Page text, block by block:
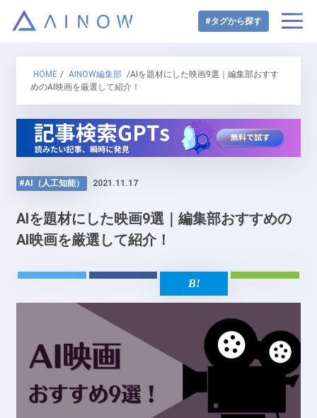
#タグから探す
HOME / AINOW編集部 /AIを題材にした映画9選｜編集部おすす
めのAI映画を厳選して紹介！
#AI（人工知能） 2021.11.17
AIを題材にした映画9選｜編集部おすすめの
AI映画を厳選して紹介！